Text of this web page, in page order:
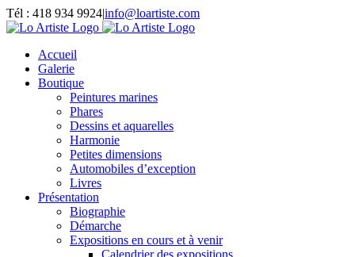
Passer
au
Tél : 418 934 9924|info@loartiste.com
Facebook
Instagram
Email
Pinterest
YouTube
Accueil
Galerie
Boutique
Peintures marines
Phares
Dessins et aquarelles
Harmonie
Petites dimensions
Automobiles d’exception
Livres
Présentation
Biographie
Démarche
Expositions en cours et à venir
Calendrier des expositions